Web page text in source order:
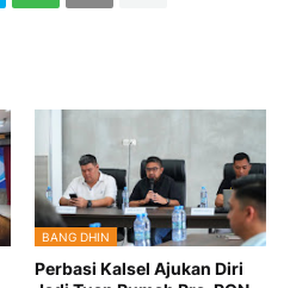
BANG DHIN
Perbasi Kalsel Ajukan Diri